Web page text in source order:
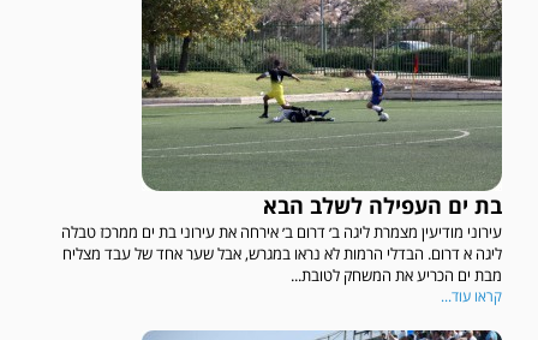
בת ים העפילה לשלב הבא
עירוני מודיעין מצמרת ליגה ב׳ דרום ב׳ אירחה את עירוני בת ים ממרכז טבלה
ליגה א דרום. הבדלי הרמות לא נראו במגרש, אבל שער אחד של עבד מצליח
מבת ים הכריע את המשחק לטובת...
קראו עוד...